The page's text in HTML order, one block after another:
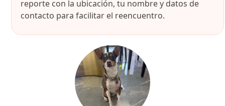
reporte con la ubicación, tu nombre y datos de
contacto para facilitar el reencuentro.